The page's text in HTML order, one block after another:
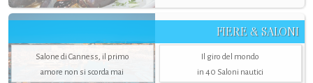
FIERE & SALONI
Salone di Canness, il primo
amore non si scorda mai
Il giro del mondo
in 40 Saloni nautici